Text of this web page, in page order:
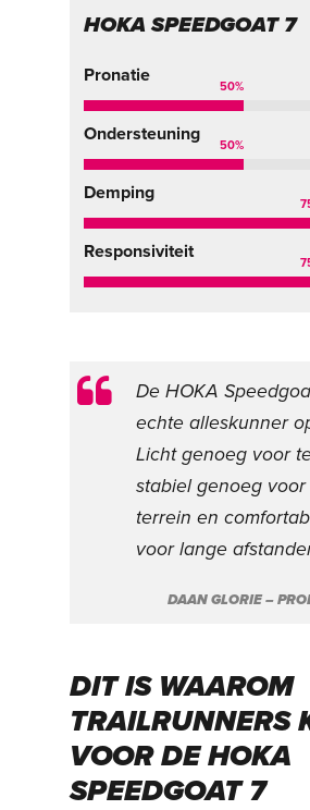
HOKA SPEEDGOAT 7
Pronatie
50%
Ondersteuning
50%
Demping
Responsiviteit
De HOKA
echte alleskunner
Licht genoeg voor
stabiel genoeg
terrein en
voor lange
DAAN GLORIE –
DIT IS WAAROM
TRAILRUNNERS
VOOR DE HOKA
SPEEDGOAT 7